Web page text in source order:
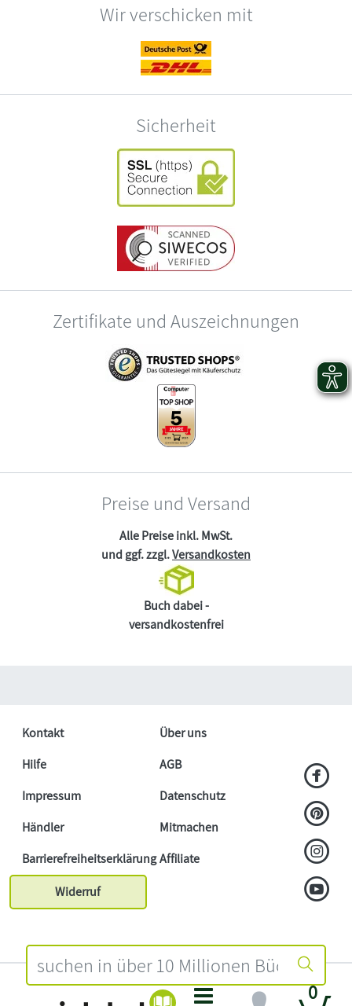
0
Wir verschicken mit
Sicherheit
Zertifikate und Auszeichnungen
Preise und Versand
Alle Preise inkl. MwSt.
und ggf. zzgl.Versandkosten
Buch dabei -
versandkostenfrei
Kontakt
Über uns
Hilfe
AGB
Impressum
Datenschutz
Händler
Mitmachen
BarrierefreiheitserklärungAffiliate
Widerruf